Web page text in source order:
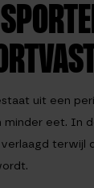
uit een
minder eet. In
terwijl